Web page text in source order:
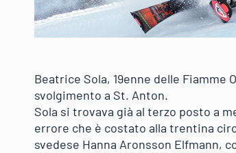
Beatrice Sola, 19enne delle Fiamme
svolgimento a St. Anton.
Sola si trovava già al terzo posto a
errore che è costato alla trentina
svedese Hanna Aronsson Elfmann,